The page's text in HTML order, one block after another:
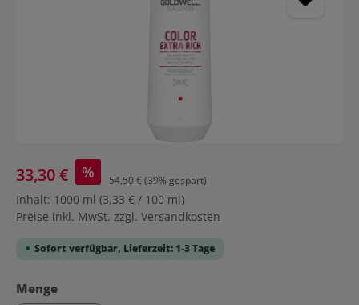
33,30 € % 54,50 €(39% gespart)
Inhalt: 1000 ml (3,33 € / 100 ml)
Preise inkl. MwSt. zzgl. Versandkosten
Sofort verfügbar, Lieferzeit: 1-3 Tage
Mengeauswählen